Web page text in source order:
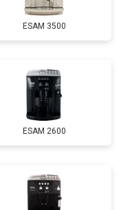
ESAM 3500
ESAM 2600